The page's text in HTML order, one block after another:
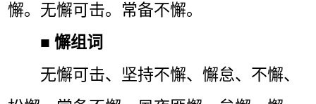
懈。无懈可击。常备不懈。
■懈组词
无懈可击、坚持不懈、懈怠、不懈、